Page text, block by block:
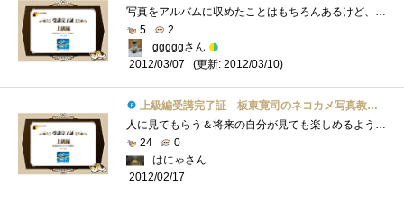
写真をアルバムに収めたことはもちろんあるけど、テーマとか何を伝えたいかとかまで考えたことがなかった。フォトブックっていう感じではな�...
5
2
gggggさん
2012/03/07
(更新: 2012/03/10)
上級編受講完了証 板東寛司のネコカメ写真教室パート2
人に見てもらう＆将来の自分が見ても楽しめるようなテーマってなかなか考え付かないのですが、こういうのは場数勝負のような気がするので、�...
24
0
はにゃさん
2012/02/17